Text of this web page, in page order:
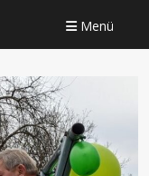
Menü